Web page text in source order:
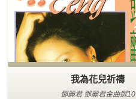
我為花兒祈禱
鄧麗君 鄧麗君金曲選10